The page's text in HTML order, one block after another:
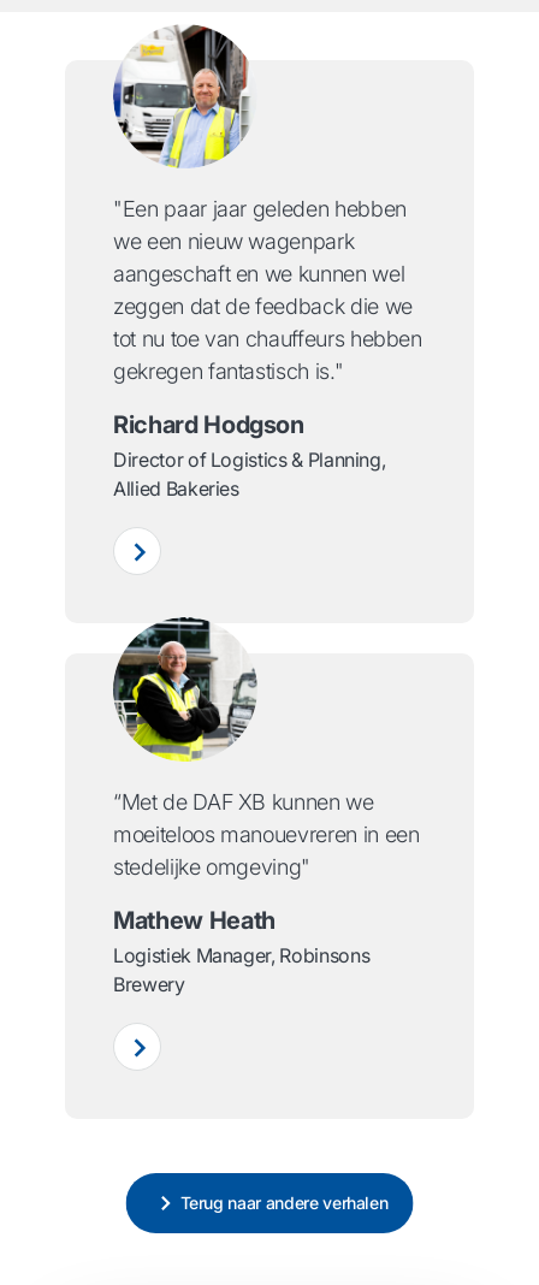
"Een paar jaar geleden hebben
we een nieuw wagenpark
aangeschaft en we kunnen wel
zeggen dat de feedback die we
tot nu toe van chauffeurs hebben
gekregen fantastisch is."
Richard Hodgson
Director of Logistics & Planning,
Allied Bakeries
“Met de DAF XB kunnen we
moeiteloos manouevreren in een
stedelijke omgeving"
Mathew Heath
Logistiek Manager, Robinsons
Brewery
Terug naar andere verhalen